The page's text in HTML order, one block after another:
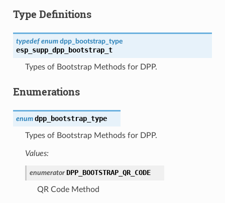
Type Definitions
typedef enum dpp_bootstrap_type
esp_supp_dpp_bootstrap_t
Types of Bootstrap Methods for DPP.
Enumerations
enum dpp_bootstrap_type
Types of Bootstrap Methods for DPP.
Values:
enumerator DPP_BOOTSTRAP_QR_CODE
QR Code Method